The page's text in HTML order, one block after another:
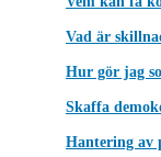
Vad är
Hur gör jag
Skaffa
Hantering av